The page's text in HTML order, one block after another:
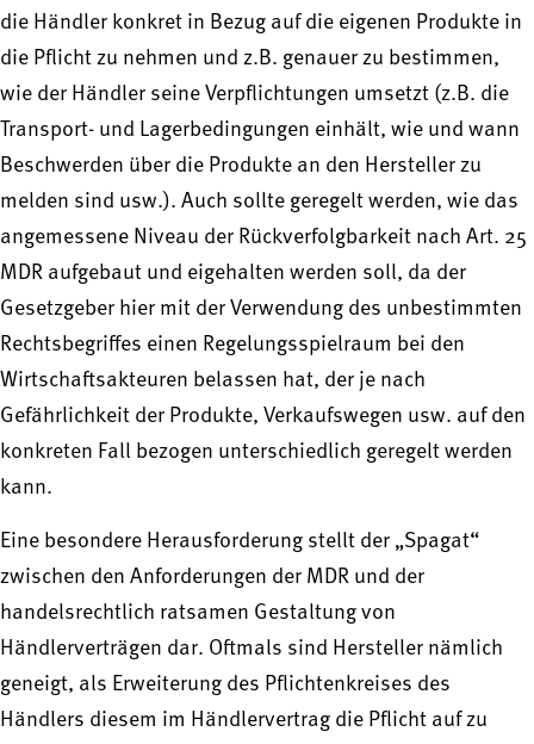
die Händler konkret in Bezug auf die eigenen Produkte in
die Pflicht zu nehmen und z.B. genauer zu bestimmen,
wie der Händler seine Verpflichtungen umsetzt (z.B. die
Transport- und Lagerbedingungen einhält, wie und wann
Beschwerden über die Produkte an den Hersteller zu
melden sind usw.). Auch sollte geregelt werden, wie das
angemessene Niveau der Rückverfolgbarkeit nach Art. 25
MDR aufgebaut und eigehalten werden soll, da der
Gesetzgeber hier mit der Verwendung des unbestimmten
Rechtsbegriffes einen Regelungsspielraum bei den
Wirtschaftsakteuren belassen hat, der je nach
Gefährlichkeit der Produkte, Verkaufswegen usw. auf den
konkreten Fall bezogen unterschiedlich geregelt werden
kann.
Eine besondere Herausforderung stellt der „Spagat“
zwischen den Anforderungen der MDR und der
handelsrechtlich ratsamen Gestaltung von
Händlerverträgen dar. Oftmals sind Hersteller nämlich
geneigt, als Erweiterung des Pflichtenkreises des
Händlers diesem im Händlervertrag die Pflicht auf zu